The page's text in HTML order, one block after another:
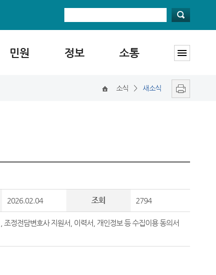
민원 정보 소통
소식 > 새소식
2026.02.04 조회 2794
조정전담변호사 지원서, 이력서, 개인정보 등 수집이용 동의서